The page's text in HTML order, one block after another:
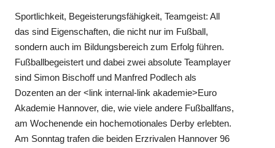
Sportlichkeit, Begeisterungsfähigkeit, Teamgeist: All
das sind Eigenschaften, die nicht nur im Fußball,
sondern auch im Bildungsbereich zum Erfolg führen.
Fußballbegeistert und dabei zwei absolute Teamplayer
sind Simon Bischoff und Manfred Podlech als
Dozenten an der <link internal-link akademie>Euro
Akademie Hannover, die, wie viele andere Fußballfans,
am Wochenende ein hochemotionales Derby erlebten.
Am Sonntag trafen die beiden Erzrivalen Hannover 96